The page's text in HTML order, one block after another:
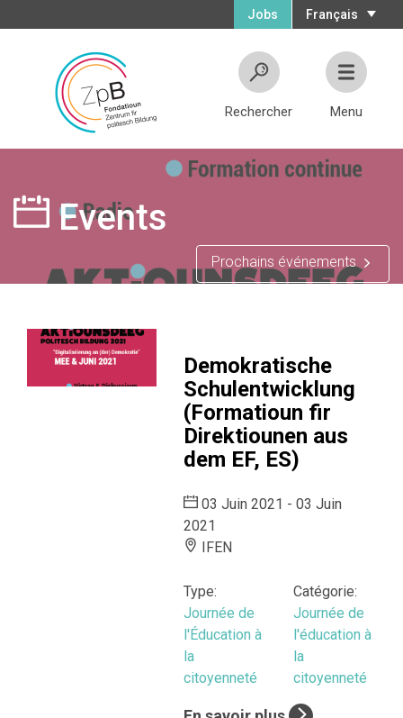
Français
Jobs
Rechercher Menu
Events
Prochains événements
Demokratische
Schulentwicklung
(Formatioun fir
Direktiounen aus
dem EF, ES)
03 Juin 2021 - 03 Juin
2021
IFEN
Type:
Journée de
l'Éducation à
la
citoyenneté
Catégorie:
Journée de
l'éducation à
la
citoyenneté